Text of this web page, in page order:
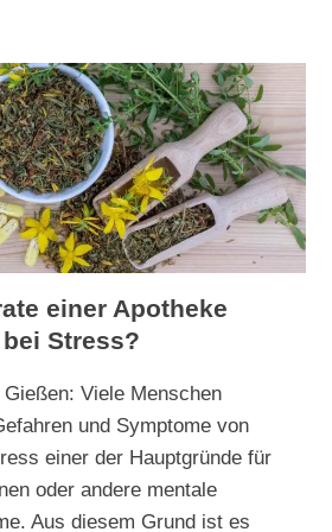
einer Apotheke
Stress?
Viele Menschen
und Symptome von
einer der Hauptgründe für
oder andere mentale
Aus diesem Grund ist es